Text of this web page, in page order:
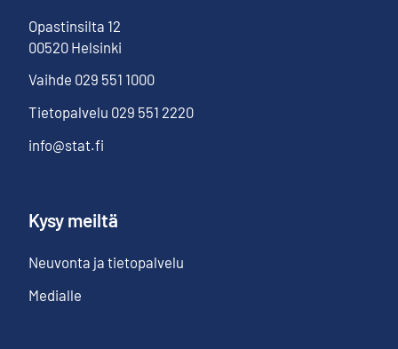
Opastinsilta 12
00520 Helsinki
Vaihde 029 551 1000
Tietopalvelu 029 551 2220
info@stat.fi
Kysy meiltä
Neuvonta ja tietopalvelu
Medialle